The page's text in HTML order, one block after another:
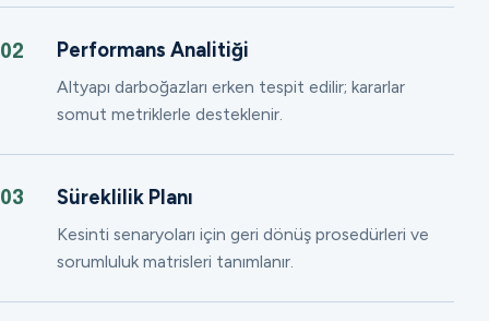
02 Performans Analitiği
Altyapı darboğazları erken tespit edilir; kararlar
somut metriklerle desteklenir.
03 Süreklilik Planı
Kesinti senaryoları için geri dönüş prosedürleri ve
sorumluluk matrisleri tanımlanır.